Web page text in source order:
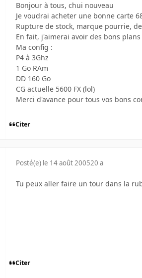
Bonjour à tous, chui nouveau
Je voudrai acheter une bonne carte
Rupture de stock, marque pourrie,
En fait, j'aimerai avoir des bons
Ma config :
P4 à 3Ghz
1 Go RAm
DD 160 Go
CG actuelle 5600 FX (lol)
Merci d'avance pour tous vos bons
Citer
Posté(e) le 14 août 200520 a
Tu peux aller faire un tour dans la
Citer